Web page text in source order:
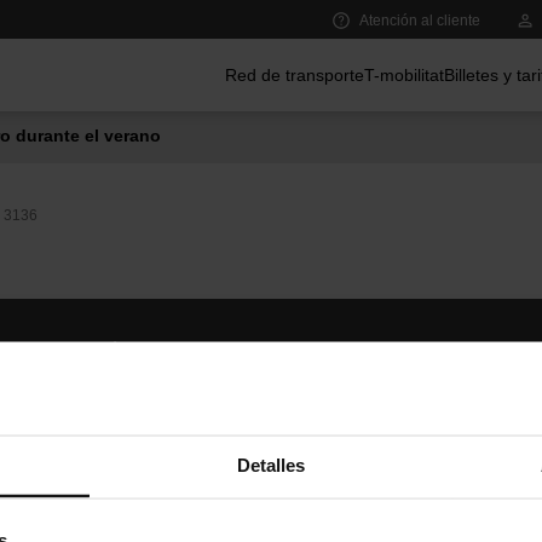
Detalles
Atención al cliente
Red de transporteT-mobilitatBilletes y
durante el verano
3136
Síguenos
TMB